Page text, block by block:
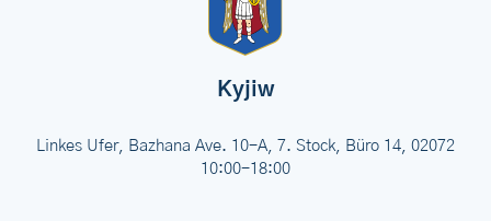
Kyjiw
Linkes Ufer, Bazhana Ave. 10-A, 7. Stock, Büro 14, 02072
10:00-18:00